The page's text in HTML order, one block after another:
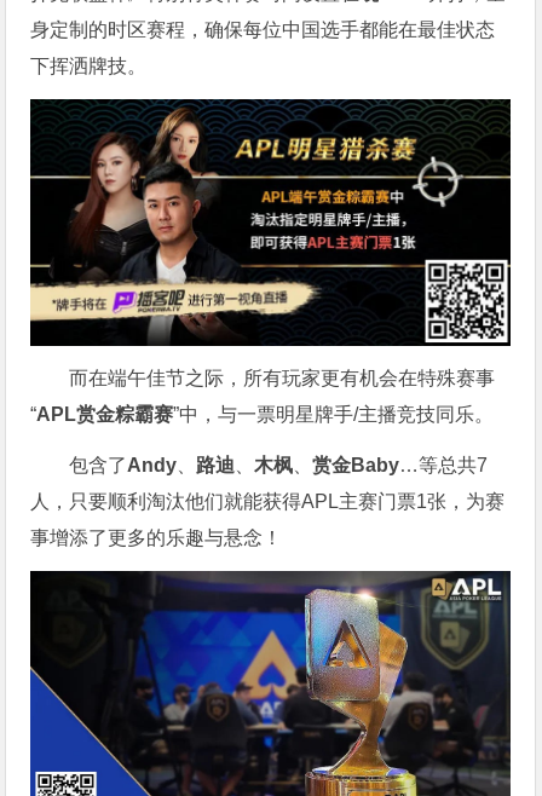
身定制的时区赛程，确保每位中国选手都能在最佳状态
下挥洒牌技。
而在端午佳节之际，所有玩家更有机会在特殊赛事
“APL赏金粽霸赛”中，与一票明星牌手/主播竞技同乐。
包含了Andy 路迪 、木枫 、赏金Baby…等总共7
人，只要顺利淘汰他们就能获得APL主赛门票1张，为赛
事增添了更多的乐趣与悬念！